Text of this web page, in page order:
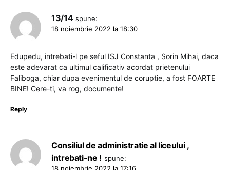
13/14 spune:
18 noiembrie 2022 la 18:30
Edupedu, intrebati-l pe seful ISJ Constanta , Sorin Mihai, daca
este adevarat ca ultimul calificativ acordat prietenului
Faliboga, chiar dupa evenimentul de coruptie, a fost FOARTE
BINE! Cere-ti, va rog, documente!
Reply
Consiliul de administratie al liceului ,
intrebati-ne ! spune: